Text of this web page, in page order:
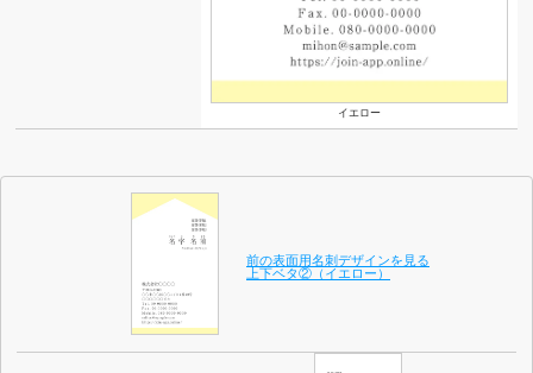
イエロー
前の表面用名刺デザインを見る
上下ベタ②（イエロー）